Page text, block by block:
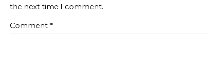
the next time I comment.
Comment *